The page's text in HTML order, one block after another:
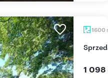
1600
1 098